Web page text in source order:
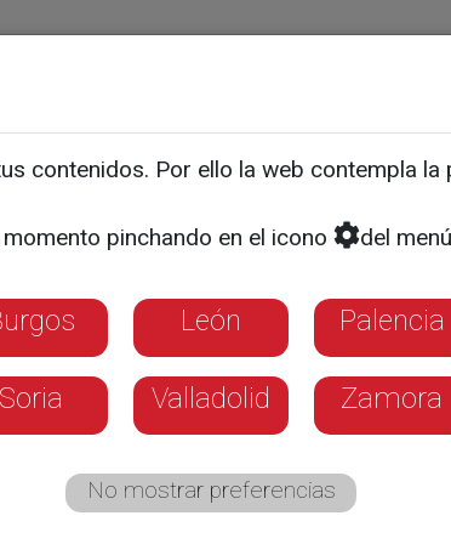
NATURALEZA VIVA
100 años de
contenidos. Por ello la web contempla
pinchando en el icono
del
León Palencia
Soria Valladolid Zamora
No mostrar preferencias